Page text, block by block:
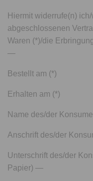
Hiermit widerrufe(n)
abgeschlossenen
Waren (*)/die
—
Bestellt am (*)
Erhalten am (*)
Name des/der
Anschrift des/der
Unterschrift des/der
Papier) —